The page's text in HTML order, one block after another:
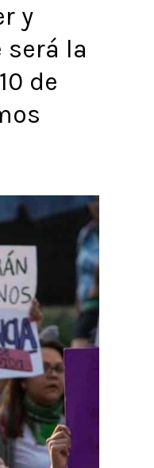
y
la
de